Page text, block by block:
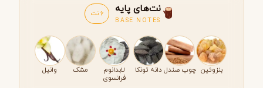
نت‌های پایه
BASE NOTES
6 نت
بنزوئین چوب صندل دانه تونکا
لابدانوم
فرانسوی
مشک وانیل